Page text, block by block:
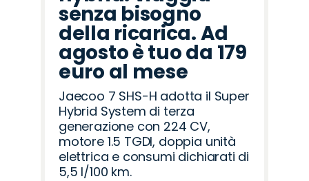
senza bisogno
della ricarica. Ad
agosto è tuo da 179
euro al mese
Jaecoo 7 SHS-H adotta il Super
Hybrid System di terza
generazione con 224 CV,
motore 1.5 TGDI, doppia unità
elettrica e consumi dichiarati di
5,5 l/100 km.